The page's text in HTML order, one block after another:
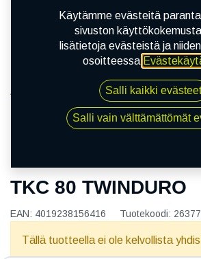
130/80R17 65T CONTINENTAL
TKC 80 TWINDURO
EAN: 4019238156416 Tuotekoodi:
Tällä tuotteella ei ole kelvollista
Käytämme evästeitä
sivuston
lisätietoja evästeistä ja
osoitteessa
Salli kaikki evästeet
Salli vain välttämättömät